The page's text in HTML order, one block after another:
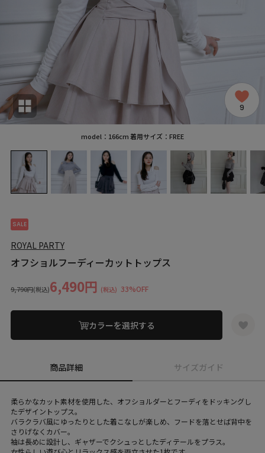
9
model：166cm 着用サイズ：FREE
SALE
ROYAL PARTY
オフショルフーディーカットトップス
9,790円(税込)6,490円 (税込) 33%OFF
カラーを選択する
商品詳細 サイズガイド
柔らかなカット素材を使用した、オフショルダーとフーディをドッキングし
たデザイントップス。
バラクラバ風にゆったりとした着こなしが楽しめ、フードを落とせば背中を
さりげなくカバー。
袖は長めに設計し、ギャザーでクシュっとしたディテールをプラス。